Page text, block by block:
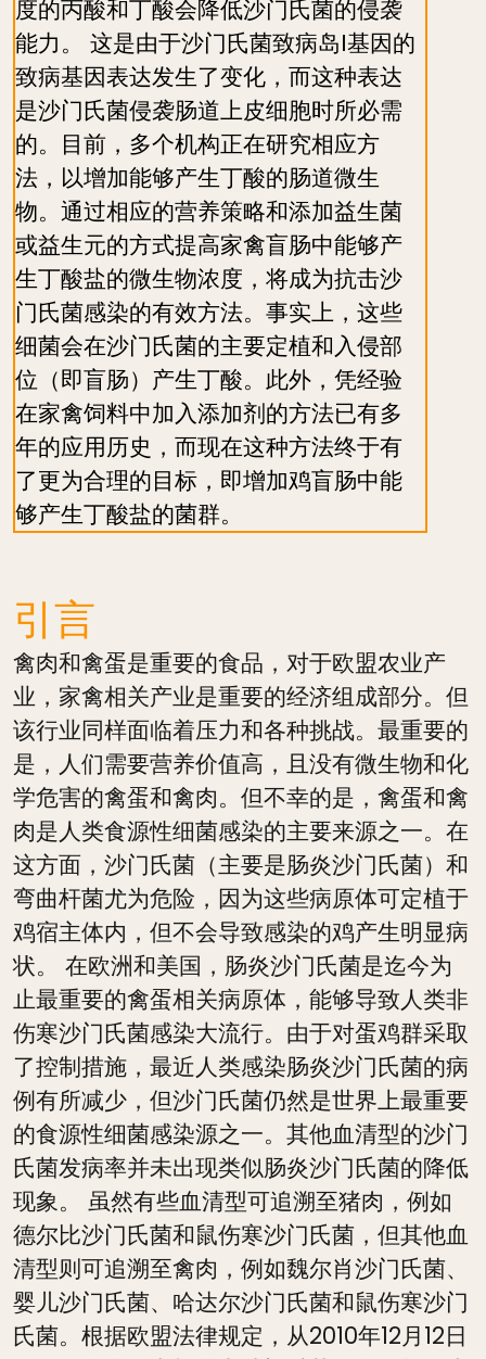
度的丙酸和丁酸会降低沙门氏菌的侵袭
能力。 这是由于沙门氏菌致病岛I基因的
致病基因表达发生了变化，而这种表达
是沙门氏菌侵袭肠道上皮细胞时所必需
的。目前，多个机构正在研究相应方
法，以增加能够产生丁酸的肠道微生
物。通过相应的营养策略和添加益生菌
或益生元的方式提高家禽盲肠中能够产
生丁酸盐的微生物浓度，将成为抗击沙
门氏菌感染的有效方法。事实上，这些
细菌会在沙门氏菌的主要定植和入侵部
位（即盲肠）产生丁酸。此外，凭经验
在家禽饲料中加入添加剂的方法已有多
年的应用历史，而现在这种方法终于有
了更为合理的目标，即增加鸡盲肠中能
够产生丁酸盐的菌群。
引言
禽肉和禽蛋是重要的食品，对于欧盟农业产
业，家禽相关产业是重要的经济组成部分。但
该行业同样面临着压力和各种挑战。最重要的
是，人们需要营养价值高，且没有微生物和化
学危害的禽蛋和禽肉。但不幸的是，禽蛋和禽
肉是人类食源性细菌感染的主要来源之一。在
这方面，沙门氏菌（主要是肠炎沙门氏菌）和
弯曲杆菌尤为危险，因为这些病原体可定植于
鸡宿主体内，但不会导致感染的鸡产生明显病
状。 在欧洲和美国，肠炎沙门氏菌是迄今为
止最重要的禽蛋相关病原体，能够导致人类非
伤寒沙门氏菌感染大流行。由于对蛋鸡群采取
了控制措施，最近人类感染肠炎沙门氏菌的病
例有所减少，但沙门氏菌仍然是世界上最重要
的食源性细菌感染源之一。其他血清型的沙门
氏菌发病率并未出现类似肠炎沙门氏菌的降低
现象。 虽然有些血清型可追溯至猪肉，例如
德尔比沙门氏菌和鼠伤寒沙门氏菌，但其他血
清型则可追溯至禽肉，例如魏尔肖沙门氏菌、
婴儿沙门氏菌、哈达尔沙门氏菌和鼠伤寒沙门
氏菌。根据欧盟法律规定，从2010年12月12日